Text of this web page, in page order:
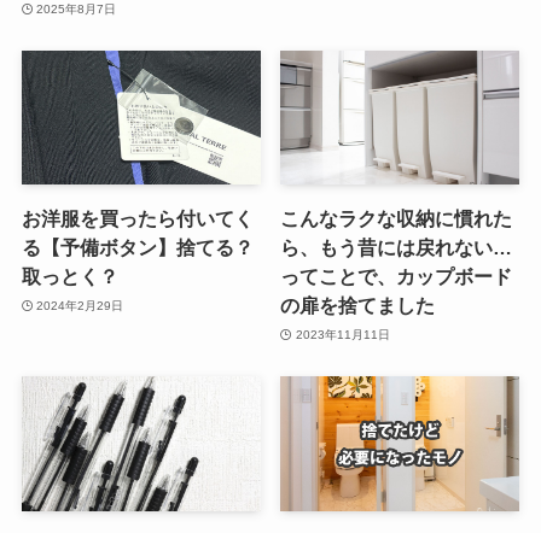
2025年8月7日
お洋服を買ったら付いてく
る【予備ボタン】捨てる？
取っとく？
2024年2月29日
こんなラクな収納に慣れた
ら、もう昔には戻れない…
ってことで、カップボード
の扉を捨てました
2023年11月11日